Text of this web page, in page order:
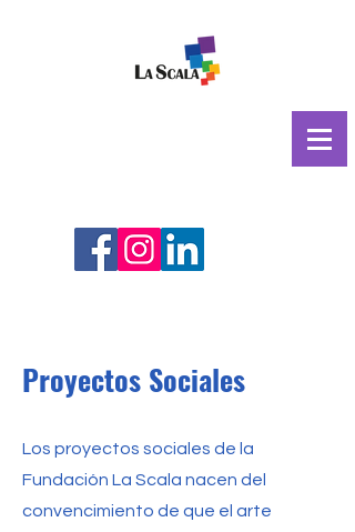
Proyectos Sociales
Los proyectos sociales de la
Fundación La Scala nacen del
convencimiento de que el arte